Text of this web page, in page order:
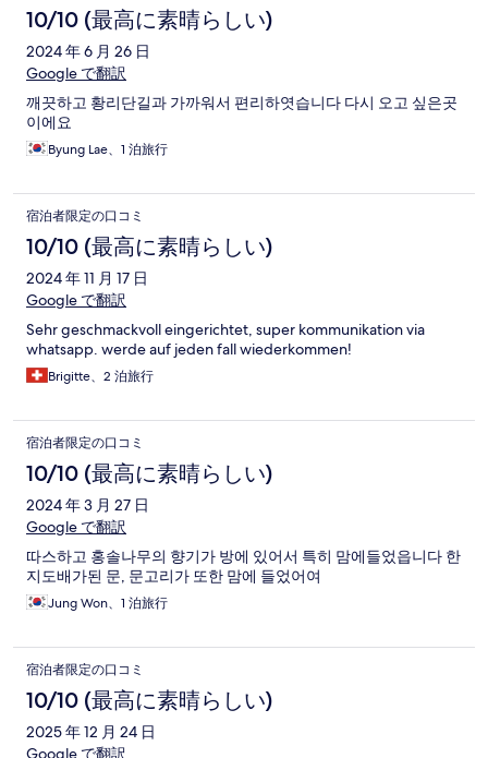
10/10 (最高に素晴らしい)
2024 年 6 月 26 日
Google で翻訳
깨끗하고 황리단길과 가까워서 편리하엿습니다 다시 오고 싶은곳
이에요
Byung Lae、1 泊旅行
宿泊者限定の口コミ
10/10 (最高に素晴らしい)
2024 年 11 月 17 日
Google で翻訳
Sehr geschmackvoll eingerichtet, super kommunikation via
whatsapp. werde auf jeden fall wiederkommen!
Brigitte、2 泊旅行
宿泊者限定の口コミ
10/10 (最高に素晴らしい)
2024 年 3 月 27 日
Google で翻訳
따스하고 홍솔나무의 향기가 방에 있어서 특히 맘에들었읍니다 한
지도배가된 문, 문고리가 또한 맘에 들었어여
Jung Won、1 泊旅行
宿泊者限定の口コミ
10/10 (最高に素晴らしい)
2025 年 12 月 24 日
Google で翻訳